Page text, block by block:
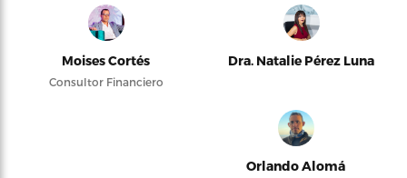
Moises Cortés
Consultor Financiero
Dra. Natalie Pérez Luna
Orlando Alomá